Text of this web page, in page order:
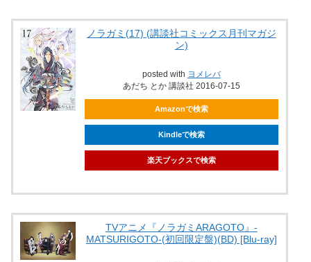
ノラガミ(17) (講談社コミックス月刊マガジ
ン)
posted with ヨメレバ
あだち とか 講談社 2016-07-15
Amazonで検索
Kindleで検索
楽天ブックスで検索
TVアニメ『ノラガミARAGOTO』-
MATSURIGOTO-(初回限定盤)(BD) [Blu-ray]